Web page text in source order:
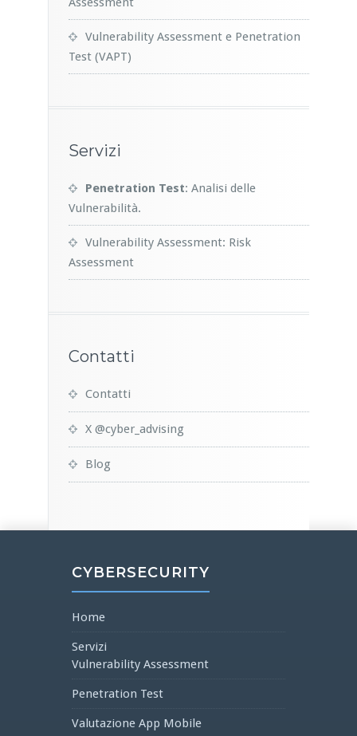
Vulnerability Assessment e Penetration
Test (VAPT)
Servizi
Penetration Test: Analisi delle
Vulnerabilità.
Vulnerability Assessment: Risk
Assessment
Contatti
Contatti
X @cyber_advising
Blog
CYBERSECURITY
Home
Servizi
Vulnerability Assessment
Penetration Test
Valutazione App Mobile